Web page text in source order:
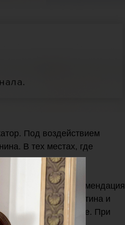
Под воздействием
В тех местах, где
пятна.
не помогают. Рекомендация
уровень ферритина и
меланина в коже. При